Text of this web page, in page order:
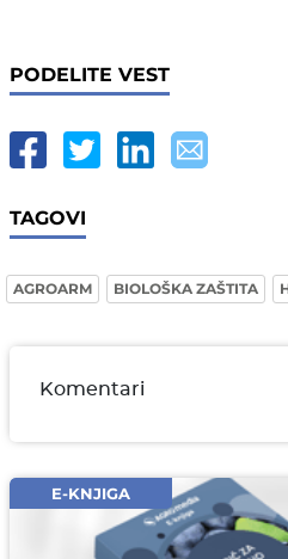
PODELITE VEST
TAGOVI
AGROARM BIOLOŠKA ZAŠTITA
Komentari
Email* obavezno
Komentar* obavezno
E-KNJIGA